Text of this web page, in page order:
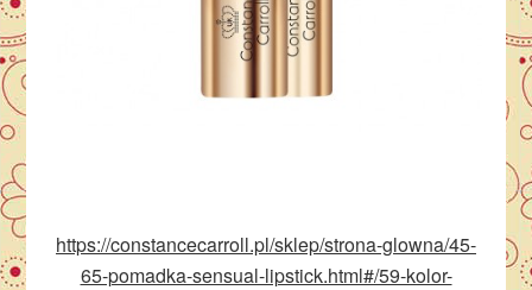
https://constancecarroll.pl/sklep/strona-glowna/45-
65-pomadka-sensual-lipstick.html#/59-kolor-